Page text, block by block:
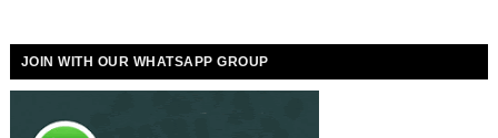
JOIN WITH OUR WHATSAPP GROUP